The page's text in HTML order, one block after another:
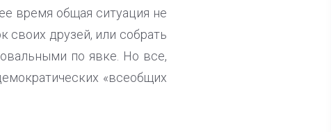
время общая ситуация не
своих друзей, или собрать
по явке. Но все,
«всеобщих